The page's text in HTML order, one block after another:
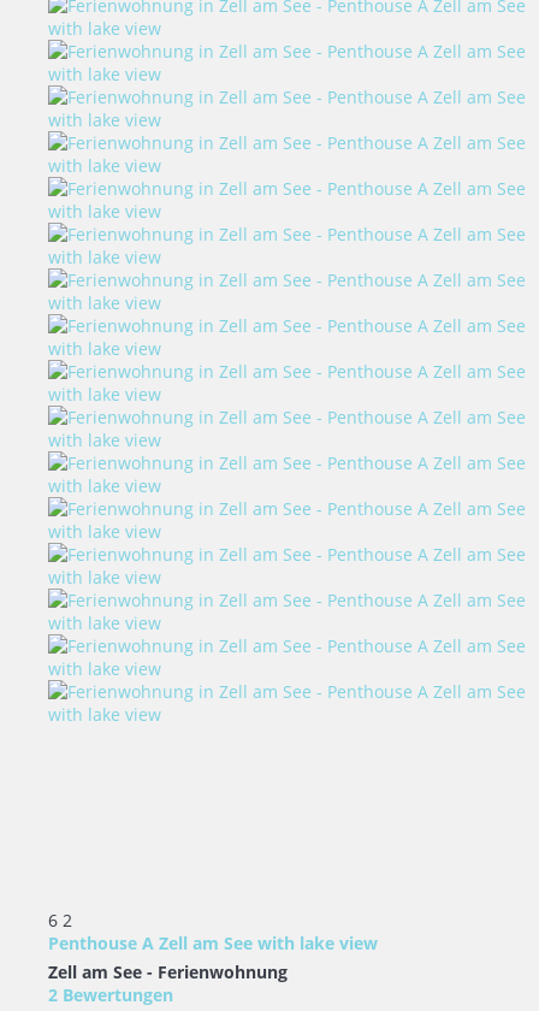
6 2
Penthouse A Zell am See with lake view
Zell am See - Ferienwohnung
2 Bewertungen